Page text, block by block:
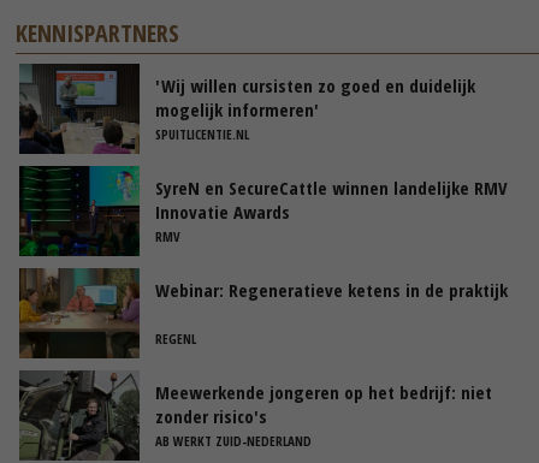
KENNISPARTNERS
'Wij willen cursisten zo goed en duidelijk
mogelijk informeren'
SPUITLICENTIE.NL
SyreN en SecureCattle winnen landelijke RMV
Innovatie Awards
RMV
Webinar: Regeneratieve ketens in de praktijk
REGENL
Meewerkende jongeren op het bedrijf: niet
zonder risico's
AB WERKT ZUID-NEDERLAND